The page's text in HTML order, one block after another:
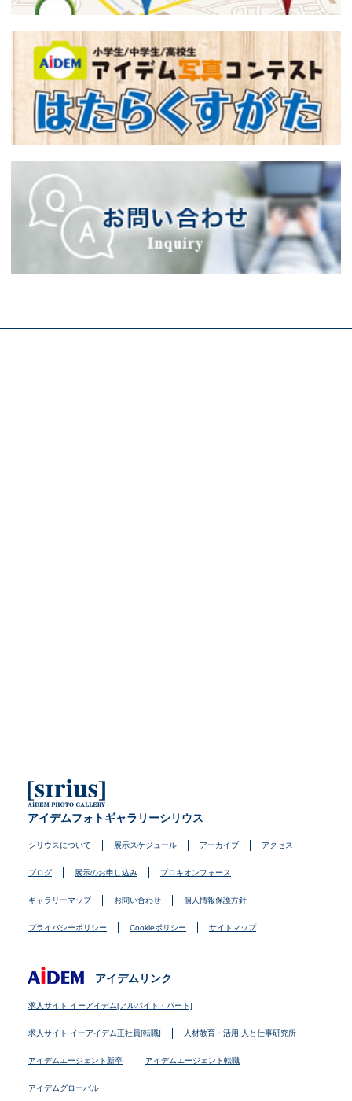
アイデムフォトギャラリーシリウス
シリウスについて 展示スケジュール アーカイブ アクセス
ブログ 展示のお申し込み プロキオンフォース
ギャラリーマップ お問い合わせ 個人情報保護方針
プライバシーポリシー Cookieポリシー サイトマップ
アイデムリンク
求人サイト イーアイデム[アルバイト・パート]
求人サイト イーアイデム正社員[転職] 人材教育・活用 人と仕事研究所
アイデムエージェント新卒 アイデムエージェント転職
アイデムグローバル